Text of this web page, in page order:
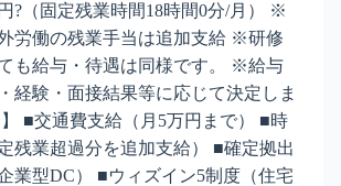
?（固定残業時間18時間0分/月） ※
労働の残業手当は追加支給 ※研修
も給与・待遇は同様です。 ※給与
経験・面接結果等に応じて決定しま
■交通費支給（月5万円まで） ■時
残業超過分を追加支給） ■確定拠出
業型DC） ■ウィズイン5制度（住宅